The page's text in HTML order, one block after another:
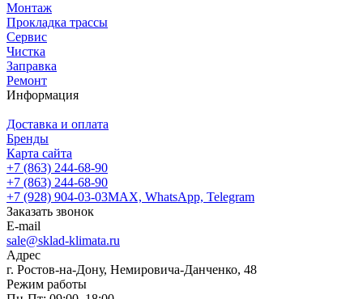
Монтаж
Прокладка трассы
Сервис
Чистка
Заправка
Ремонт
Информация
Доставка и оплата
Бренды
Карта сайта
+7 (863) 244-68-90
+7 (863) 244-68-90
+7 (928) 904-03-03MAX, WhatsApp, Telegram
Заказать звонок
E-mail
sale@sklad-klimata.ru
Адрес
г. Ростов-на-Дону, Немировича-Данченко, 48
Режим работы